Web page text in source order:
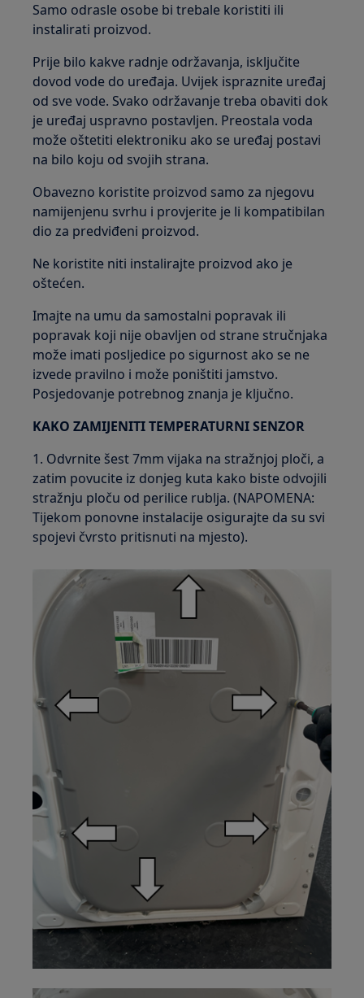
Samo odrasle osobe bi trebale koristiti ili
instalirati proizvod.
Prije bilo kakve radnje održavanja, isključite
dovod vode do uređaja. Uvijek ispraznite uređaj
od sve vode. Svako održavanje treba obaviti dok
je uređaj uspravno postavljen. Preostala voda
može oštetiti elektroniku ako se uređaj postavi
na bilo koju od svojih strana.
Obavezno koristite proizvod samo za njegovu
namijenjenu svrhu i provjerite je li kompatibilan
dio za predviđeni proizvod.
Ne koristite niti instalirajte proizvod ako je
oštećen.
Imajte na umu da samostalni popravak ili
popravak koji nije obavljen od strane stručnjaka
može imati posljedice po sigurnost ako se ne
izvede pravilno i može poništiti jamstvo.
Posjedovanje potrebnog znanja je ključno.
KAKO ZAMIJENITI TEMPERATURNI SENZOR
1. Odvrnite šest 7mm vijaka na stražnjoj ploči, a
zatim povucite iz donjeg kuta kako biste odvojili
stražnju ploču od perilice rublja. (NAPOMENA:
Tijekom ponovne instalacije osigurajte da su svi
spojevi čvrsto pritisnuti na mjesto).